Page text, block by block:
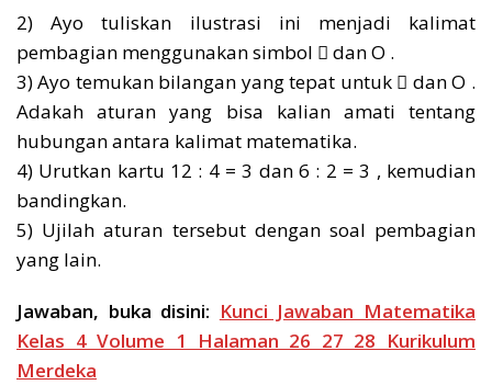
2) Ayo tuliskan ilustrasi ini menjadi kalimat
pembagian menggunakan simbol ⃞ dan O .
3) Ayo temukan bilangan yang tepat untuk ⃞ dan O .
Adakah aturan yang bisa kalian amati tentang
hubungan antara kalimat matematika.
4) Urutkan kartu 12 : 4 = 3 dan 6 : 2 = 3 , kemudian
bandingkan.
5) Ujilah aturan tersebut dengan soal pembagian
yang lain.
Jawaban, buka disini: Kunci Jawaban Matematika
Kelas 4 Volume 1 Halaman 26 27 28 Kurikulum
Merdeka